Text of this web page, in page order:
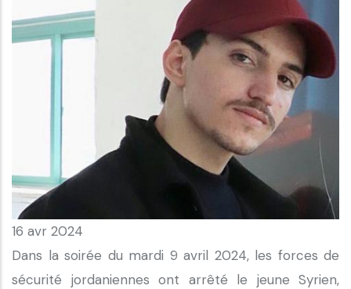
16 avr 2024
Dans la soirée du mardi 9 avril 2024, les forces de
sécurité jordaniennes ont arrêté le jeune Syrien,